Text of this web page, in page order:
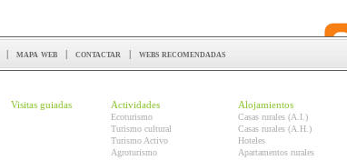
| mapa web | contactar | webs recomendadas
Visitas guiadas Actividades
Ecoturismo
Turismo cultural
Turismo Activo
Agroturismo
Alojamientos
Casas rurales (A.I.)
Casas rurales (A.H.)
Hoteles
Apartamentos rurales